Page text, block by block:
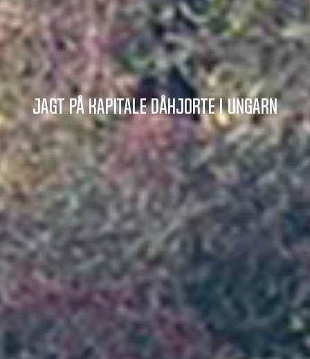
Jagt på kapitale dåhjorte i Ungarn